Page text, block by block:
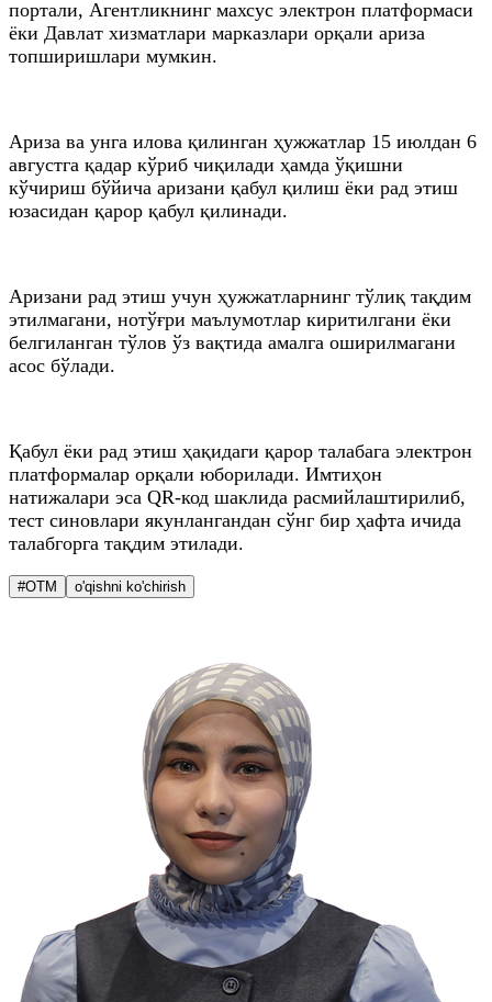
портали, Агентликнинг махсус электрон платформаси
ёки Давлат хизматлари марказлари орқали ариза
топширишлари мумкин.
Ариза ва унга илова қилинган ҳужжатлар 15 июлдан 6
aвгустга қадар кўриб чиқилади ҳамда ўқишни
кўчириш бўйича аризани қабул қилиш ёки рад этиш
юзасидан қарор қабул қилинади.
Аризани рад этиш учун ҳужжатларнинг тўлиқ тақдим
этилмагани, нотўғри маълумотлар киритилгани ёки
белгиланган тўлов ўз вақтида амалга оширилмагани
асос бўлади.
Қабул ёки рад этиш ҳақидаги қарор талабага электрон
платформалар орқали юборилади. Имтиҳон
натижалари эса QR-код шаклида расмийлаштирилиб,
тест синовлари якунлангандан сўнг бир ҳафта ичида
талабгорга тақдим этилади.
#OTM o'qishni ko'chirish